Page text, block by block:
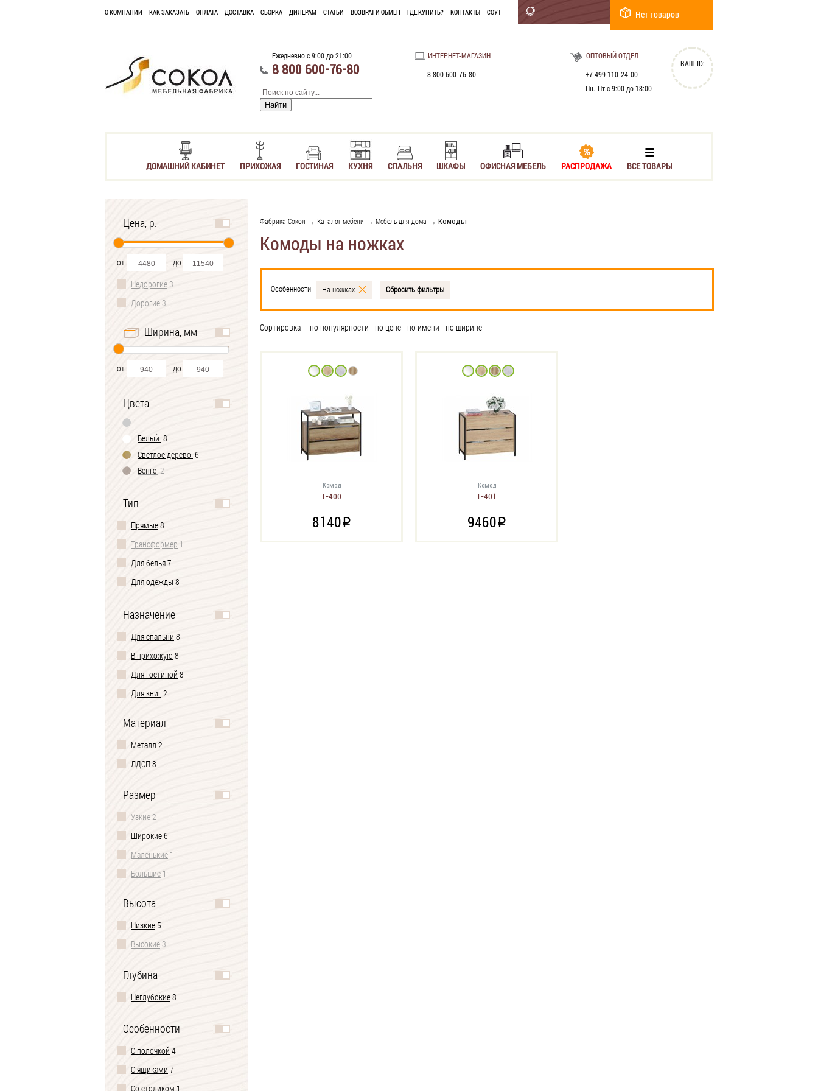
О КОМПАНИИ КАК ЗАКАЗАТЬ ОПЛАТА ДОСТАВКА СБОРКА ДИЛЕРАМ СТАТЬИ ВОЗВРАТ И ОБМЕН ГДЕ КУПИТЬ? КОНТАКТЫ СОУТ Нет товаров
Ежедневно с 9:00 до 21:00
8 800 600-76-80
ИНТЕРНЕТ-МАГАЗИН
8 800 600-76-80
ОПТОВЫЙ ОТДЕЛ
+7 499 110-24-00
Пн.-Пт.с 9:00 до 18:00
ВАШ ID:
ДОМАШНИЙ КАБИНЕТ ПРИХОЖАЯ ГОСТИНАЯ КУХНЯ СПАЛЬНЯ ШКАФЫ ОФИСНАЯ МЕБЕЛЬ РАСПРОДАЖА ВСЕ ТОВАРЫ
Цена, р.
от
до
Недорогие3
Дорогие3
Ширина, мм
от до
Цвета
Белый 8
Светлое дерево 6
Венге 2
Тип
Прямые8
Трансформер 1
Для белья7
Для одежды 8
Туалетный комод-столик1
Назначение
Для спальни 8
В прихожую 8
Для гостиной 8
Для книг2
Материал
Металл 2
ЛДСП8
Размер
Узкие2
Широкие6
Маленькие 1
Большие 1
Высота
Низкие 5
Высокие3
Глубина
Неглубокие8
Особенности
С полочкой 4
С ящиками 7
Со столиком 1
Фабрика Сокол → Каталог мебели → Мебель для дома → Комоды
Комоды на ножках
Особенности На ножках Сбросить фильтры
Сортировка по популярности по цене по имени по ширине
Комод
Т-400
8140i
Комод
Т-401
9460i